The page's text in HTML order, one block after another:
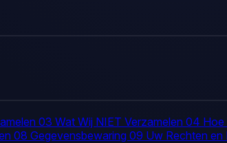
03 Wat Wij NIET Verzamelen 04 Hoe
08 Gegevensbewaring 09 Uw Rechten en